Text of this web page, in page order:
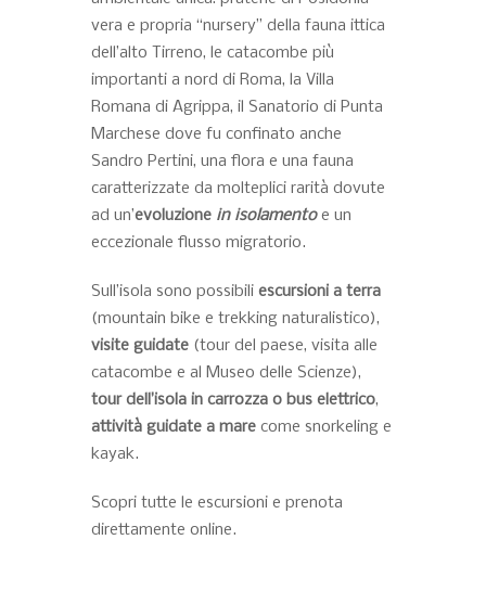
vera e propria “nursery” della fauna ittica
dell’alto Tirreno, le catacombe più
importanti a nord di Roma, la Villa
Romana di Agrippa, il Sanatorio di Punta
Marchese dove fu confinato anche
Sandro Pertini, una flora e una fauna
caratterizzate da molteplici rarità dovute
ad un’evoluzione in isolamentoe un
eccezionale flusso migratorio.
Sull’isola sono possibili escursioni a terra
(mountain bike e trekking naturalistico),
visite guidate (tour del paese, visita alle
catacombe e al Museo delle Scienze),
tour dell’isola in carrozza o bus elettrico,
attività guidate a mare come snorkeling e
kayak.
Scopri tutte le escursioni e prenota
direttamente online.